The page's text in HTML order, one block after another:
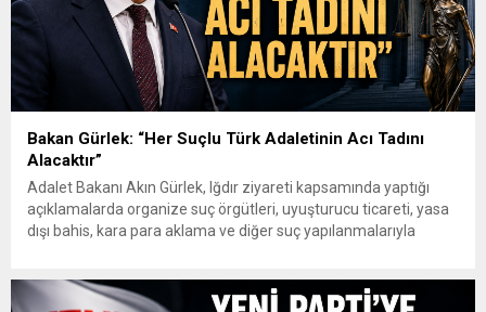
Bakan Gürlek: “Her Suçlu Türk Adaletinin Acı Tadını
Alacaktır”
Adalet Bakanı Akın Gürlek, Iğdır ziyareti kapsamında yaptığı
açıklamalarda organize suç örgütleri, uyuşturucu ticareti, yasa
dışı bahis, kara para aklama ve diğer suç yapılanmalarıyla
kullanıldığını belirterek, “Biz artık suç örgütleri ve illegal